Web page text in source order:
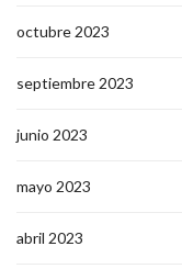
octubre 2023
septiembre 2023
junio 2023
mayo 2023
abril 2023